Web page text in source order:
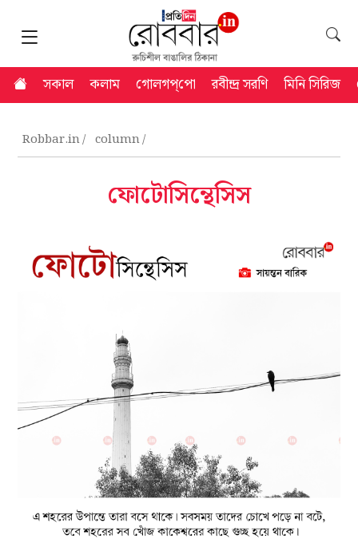
সকাল কলাম গোলগপ্‌পো রবীন্দ্র সরণি মিনি সিরিজ
Robbar.in column
ফোটোসিন্থেসিস